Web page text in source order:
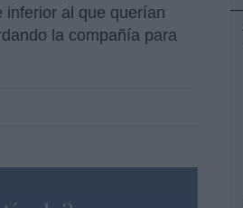
inferior al que querían
la compañía para